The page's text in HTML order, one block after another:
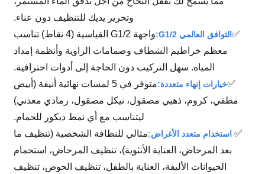
وتحرير يديك للتنظيف دون عناء.
✅التوافق العالمي G1/2:
واجهة G1/2 القياسية (4 نقاط) تناسب
معظم خراطيم الشطاف وصمامات الزاوية وأنظمة إمداد
المياه. سهل التركيب دون الحاجة إلى أدوات احترافية.
✅خيارات إنهاء متعددة:
متوفر في 5 لمسات نهائية أنيقة (أبيض
مطفي، كروم، ذهبي مصقول، نيكل مصقول، رمادي معدني)
ليتناسب مع أي نمط ديكور للحمام.
✅ استخدام متعدد الأغراض:مثالي للنظافة الشخصية (تنظيف ما
بعد المرحاض، العناية الأنثوية)، تنظيف المرحاض، استحمام
الحيوانات الأليفة، العناية بالطفل، تنظيف الحوض، تنظيف